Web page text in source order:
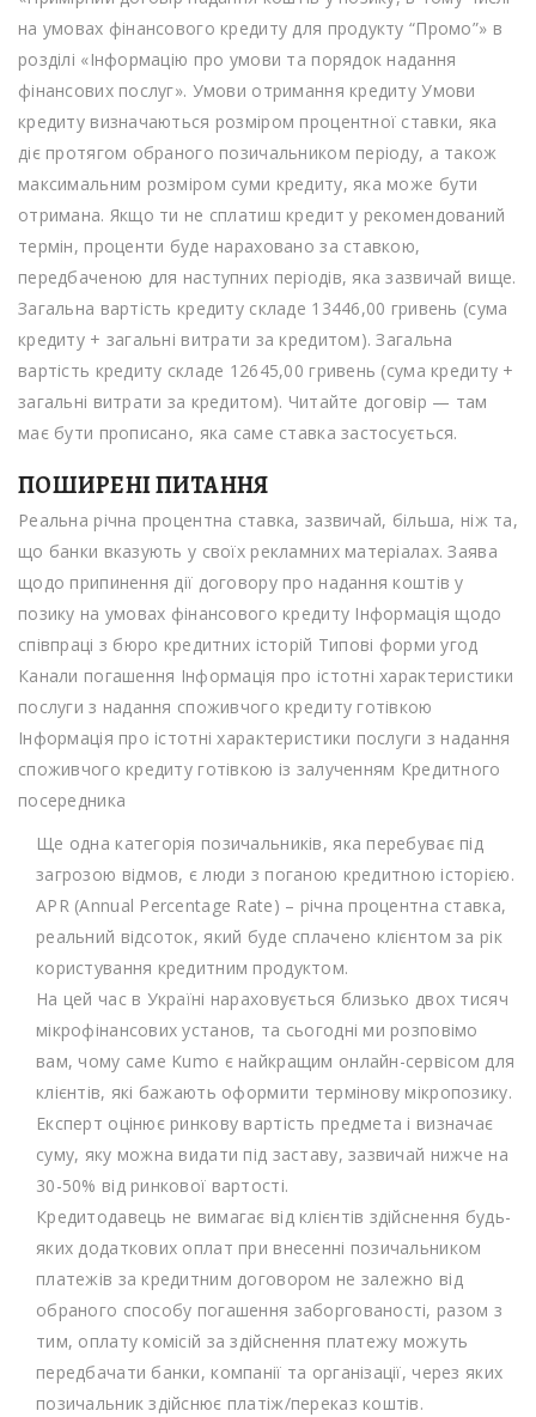
на умовах фінансового кредиту для продукту “Промо”» в
розділі «Інформацію про умови та порядок надання
фінансових послуг». Умови отримання кредиту Умови
кредиту визначаються розміром процентної ставки, яка
діє протягом обраного позичальником періоду, а також
максимальним розміром суми кредиту, яка може бути
отримана. Якщо ти не сплатиш кредит у рекомендований
термін, проценти буде нараховано за ставкою,
передбаченою для наступних періодів, яка зазвичай вище.
Загальна вартість кредиту складе 13446,00 гривень (сума
кредиту + загальні витрати за кредитом). Загальна
вартість кредиту складе 12645,00 гривень (сума кредиту +
загальні витрати за кредитом). Читайте договір — там
має бути прописано, яка саме ставка застосується.
ПОШИРЕНI ПИТАННЯ
Реальна річна процентна ставка, зазвичай, більша, ніж та,
що банки вказують у своїх рекламних матеріалах. Заява
щодо припинення дії договору про надання коштів у
позику на умовах фінансового кредиту Інформація щодо
співпраці з бюро кредитних історій Типові форми угод
Канали погашення Інформація про істотні характеристики
послуги з надання споживчого кредиту готівкою
Інформація про істотні характеристики послуги з надання
споживчого кредиту готівкою із залученням Кредитного
посередника
Ще одна категорія позичальників, яка перебуває під
загрозою відмов, є люди з поганою кредитною історією.
APR (Annual Percentage Rate) – річна процентна ставка,
реальний відсоток, який буде сплачено клієнтом за рік
користування кредитним продуктом.
На цей час в Україні нараховується близько двох тисяч
мікрофінансових установ, та сьогодні ми розповімо
вам, чому саме Kumo є найкращим онлайн-сервісом для
клієнтів, які бажають оформити термінову мікропозику.
Експерт оцінює ринкову вартість предмета і визначає
суму, яку можна видати під заставу, зазвичай нижче на
30-50% від ринкової вартості.
Кредитодавець не вимагає від клієнтів здійснення будь-
яких додаткових оплат при внесенні позичальником
платежів за кредитним договором не залежно від
обраного способу погашення заборгованості, разом з
тим, оплату комісій за здійснення платежу можуть
передбачати банки, компанії та організації, через яких
позичальник здійснює платіж/переказ коштів.